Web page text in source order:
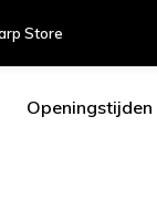
Store
Openingstijden